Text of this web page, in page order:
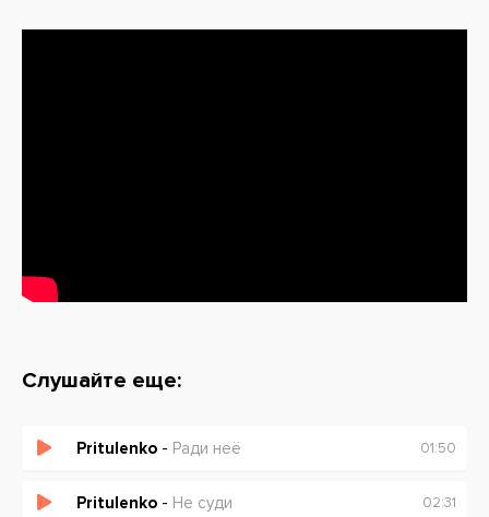
Слушайте еще:
Pritulenko - Ради неё 01:50
Pritulenko - Не суди 02:31